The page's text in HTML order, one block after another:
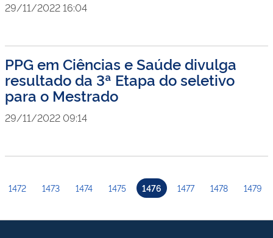
29/11/2022 16:04
PPG em Ciências e Saúde divulga
resultado da 3ª Etapa do seletivo
para o Mestrado
29/11/2022 09:14
1472 1473 1474 1475 1476 1477 1478 1479